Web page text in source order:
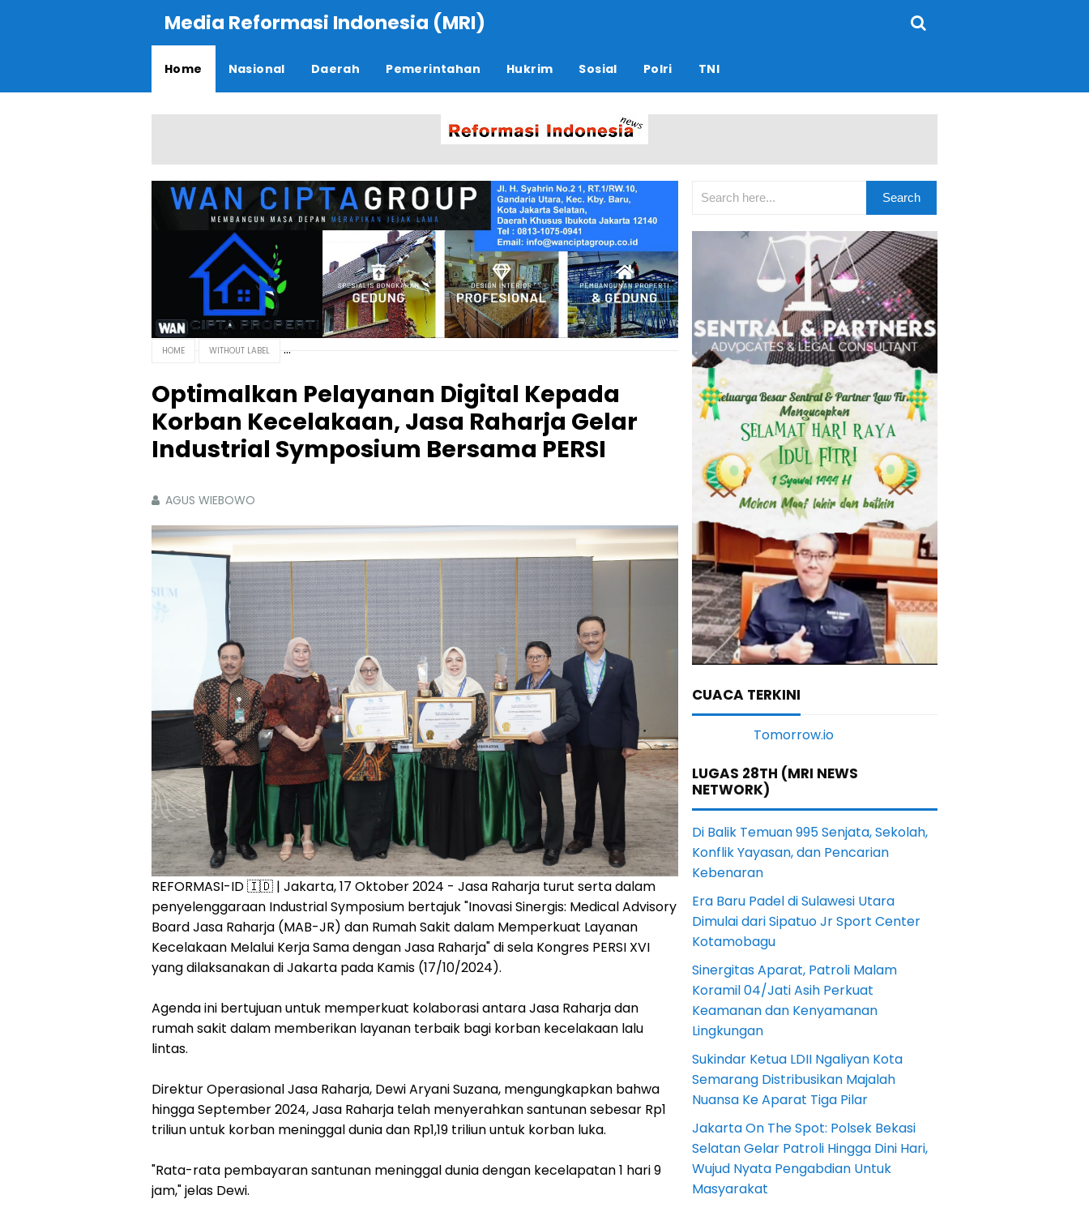
Media Reformasi Indonesia (MRI)
Home Nasional Daerah Pemerintahan Hukrim Sosial Polri TNI
HOME WITHOUT LABEL
Optimalkan Pelayanan Digital Kepada
Korban Kecelakaan, Jasa Raharja Gelar
Industrial Symposium Bersama PERSI
AGUS WIEBOWO
REFORMASI-ID 🇮🇩 | Jakarta, 17 Oktober 2024 - Jasa Raharja turut serta dalam
penyelenggaraan Industrial Symposium bertajuk "Inovasi Sinergis: Medical Advisory
Board Jasa Raharja (MAB-JR) dan Rumah Sakit dalam Memperkuat Layanan
Kecelakaan Melalui Kerja Sama dengan Jasa Raharja" di sela Kongres PERSI XVI
yang dilaksanakan di Jakarta pada Kamis (17/10/2024).
Agenda ini bertujuan untuk memperkuat kolaborasi antara Jasa Raharja dan
rumah sakit dalam memberikan layanan terbaik bagi korban kecelakaan lalu
lintas.
Direktur Operasional Jasa Raharja, Dewi Aryani Suzana, mengungkapkan bahwa
hingga September 2024, Jasa Raharja telah menyerahkan santunan sebesar Rp1
triliun untuk korban meninggal dunia dan Rp1,19 triliun untuk korban luka.
"Rata-rata pembayaran santunan meninggal dunia dengan kecelapatan 1 hari 9
jam," jelas Dewi.
CUACA TERKINI
LUGAS 28TH (MRI NEWS
NETWORK)
Di Balik Temuan 995 Senjata, Sekolah,
Konflik Yayasan, dan Pencarian
Kebenaran
Era Baru Padel di Sulawesi Utara
Dimulai dari Sipatuo Jr Sport Center
Kotamobagu
Sinergitas Aparat, Patroli Malam
Koramil 04/Jati Asih Perkuat
Keamanan dan Kenyamanan
Lingkungan
Sukindar Ketua LDII Ngaliyan Kota
Semarang Distribusikan Majalah
Nuansa Ke Aparat Tiga Pilar
Jakarta On The Spot: Polsek Bekasi
Selatan Gelar Patroli Hingga Dini Hari,
Wujud Nyata Pengabdian Untuk
Masyarakat